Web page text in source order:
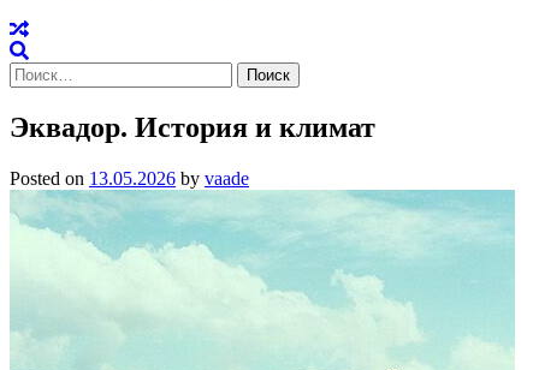
Найти:
Эквадор. История и климат
Posted on 13.05.2026 by vaade